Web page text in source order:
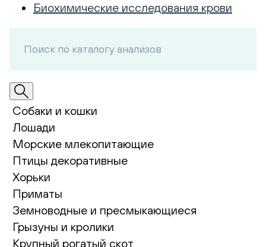
Биохимические исследования крови
Собаки и кошки
Лошади
Морские млекопитающие
Птицы декоративные
Хорьки
Приматы
Земноводные и пресмыкающиеся
Грызуны и кролики
Крупный рогатый скот